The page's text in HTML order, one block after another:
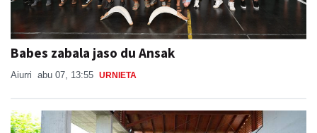
Babes zabala jaso du Ansak
Aiurri abu 07, 13:55 URNIETA